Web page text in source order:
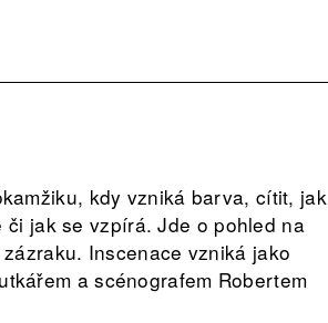
kdy vzniká barva, cítit, jak
jak se vzpírá. Jde o pohled na
Inscenace vzniká jako
a scénografem Robertem